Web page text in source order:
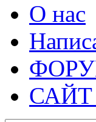
О нас
САЙТ